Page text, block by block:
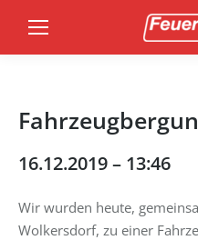
16.12.2019 – 13:46
Wir wurden heute,
Wolkersdorf, zu einer